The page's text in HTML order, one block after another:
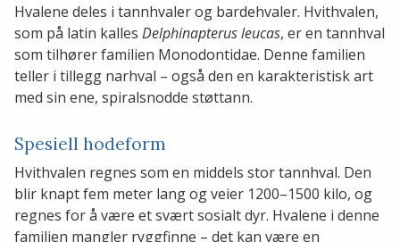
Hvalene deles i tannhvaler og bardehvaler. Hvithvalen,
som på latin kalles Delphinapterus leucas, er en tannhval
som tilhører familien Monodontidae. Denne familien
teller i tillegg narhval – også den en karakteristisk art
med sin ene, spiralsnodde støttann.
Spesiell hodeform
Hvithvalen regnes som en middels stor tannhval. Den
blir knapt fem meter lang og veier 1200–1500 kilo, og
regnes for å være et svært sosialt dyr. Hvalene i denne
familien mangler ryggfinne – det kan være en